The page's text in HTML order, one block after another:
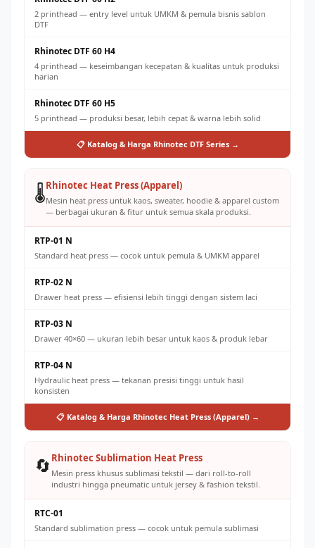
2 printhead — entry level untuk UMKM & pemula bisnis sablon
DTF
Rhinotec DTF 60 H4
4 printhead — keseimbangan kecepatan & kualitas untuk produksi
harian
Rhinotec DTF 60 H5
5 printhead — produksi besar, lebih cepat & warna lebih solid
📋 Katalog & Harga Rhinotec DTF Series →
🌡️Rhinotec Heat Press (Apparel)
Mesin heat press untuk kaos, sweater, hoodie & apparel custom
— berbagai ukuran & fitur untuk semua skala produksi.
RTP-01 N
Standard heat press — cocok untuk pemula & UMKM apparel
RTP-02 N
Drawer heat press — efisiensi lebih tinggi dengan sistem laci
RTP-03 N
Drawer 40×60 — ukuran lebih besar untuk kaos & produk lebar
RTP-04 N
Hydraulic heat press — tekanan presisi tinggi untuk hasil
konsisten
📋 Katalog & Harga Rhinotec Heat Press (Apparel) →
🔄 Rhinotec Sublimation Heat Press
Mesin press khusus sublimasi tekstil — dari roll-to-roll
industri hingga pneumatic untuk jersey & fashion tekstil.
RTC-01
Standard sublimation press — cocok untuk pemula sublimasi